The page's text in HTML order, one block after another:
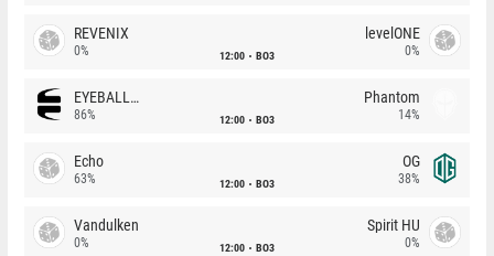
REVENIX
0% 12:00 BO3
levelONE
0%
EYEBALLERS
86% 12:00 BO3
Phantom
14%
Echo
63% 12:00 BO3
OG
38%
Vandulken
0% 12:00 BO3
Spirit HU
0%